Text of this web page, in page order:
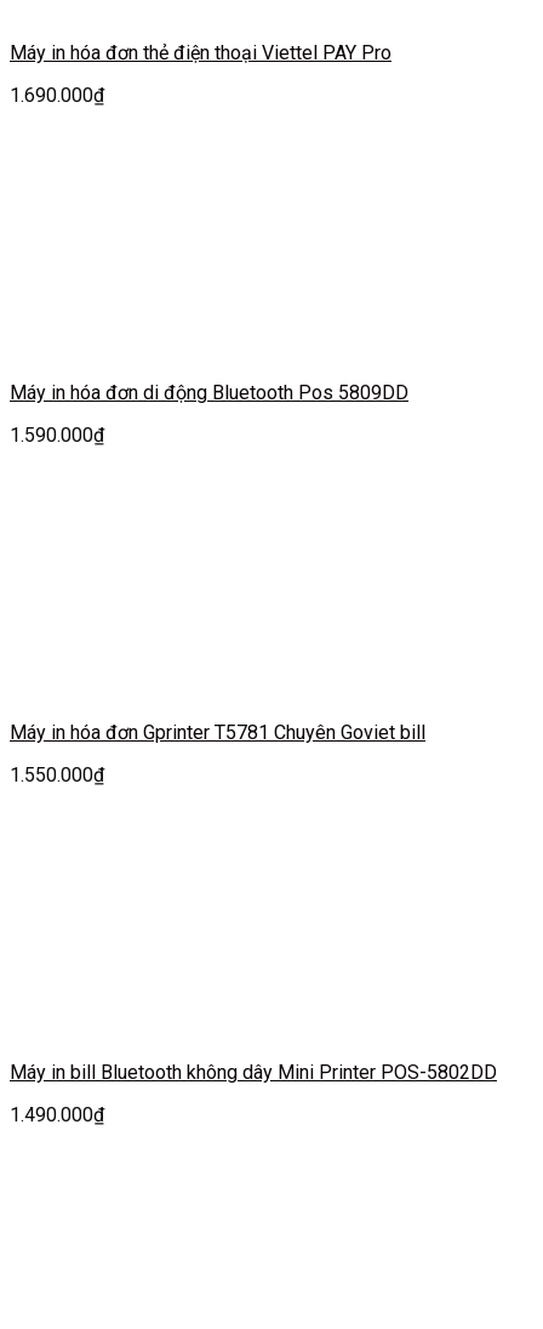
Máy in hóa đơn thẻ điện thoại Viettel PAY Pro
1.690.000₫
Máy in hóa đơn di động Bluetooth Pos 5809DD
1.590.000₫
Máy in hóa đơn Gprinter T5781 Chuyên Goviet bill
1.550.000₫
Máy in bill Bluetooth không dây Mini Printer POS-5802DD
1.490.000₫